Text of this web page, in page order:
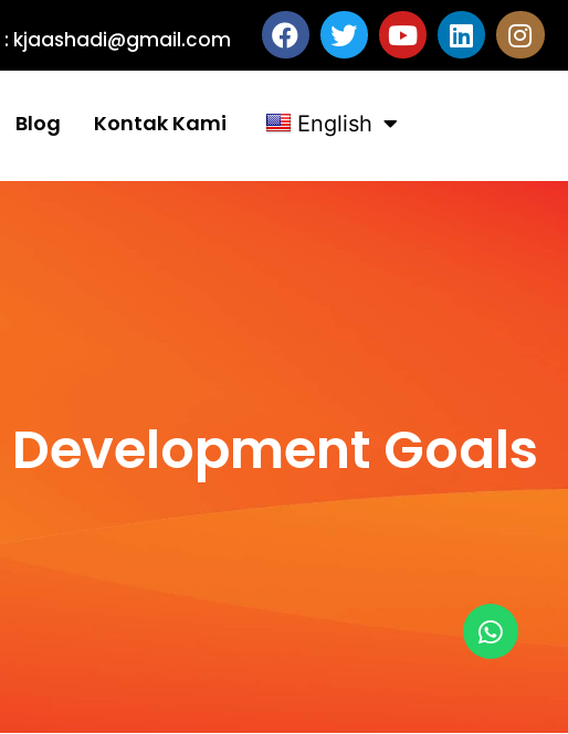
: kjaashadi@gmail.com
Blog Kontak Kami English
Goals